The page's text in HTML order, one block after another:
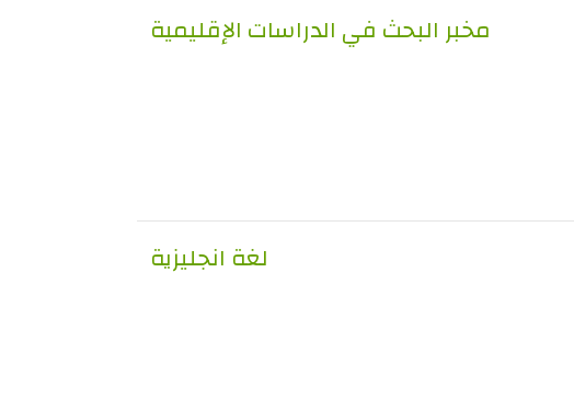
مخبر البحث في الدراسات الإقليمية
لغة انجليزية